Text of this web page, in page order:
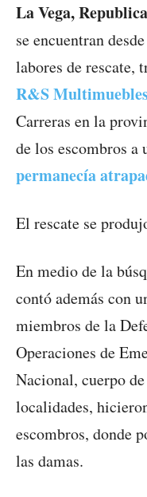
La Vega,
se encuentran
labores de rescate,
R&S
Carreras en la
de los escombros a
permanecía
El rescate se
En medio de la
contó además con
miembros de la
Operaciones de
Nacional, cuerpo
localidades,
escombros, donde
las damas.